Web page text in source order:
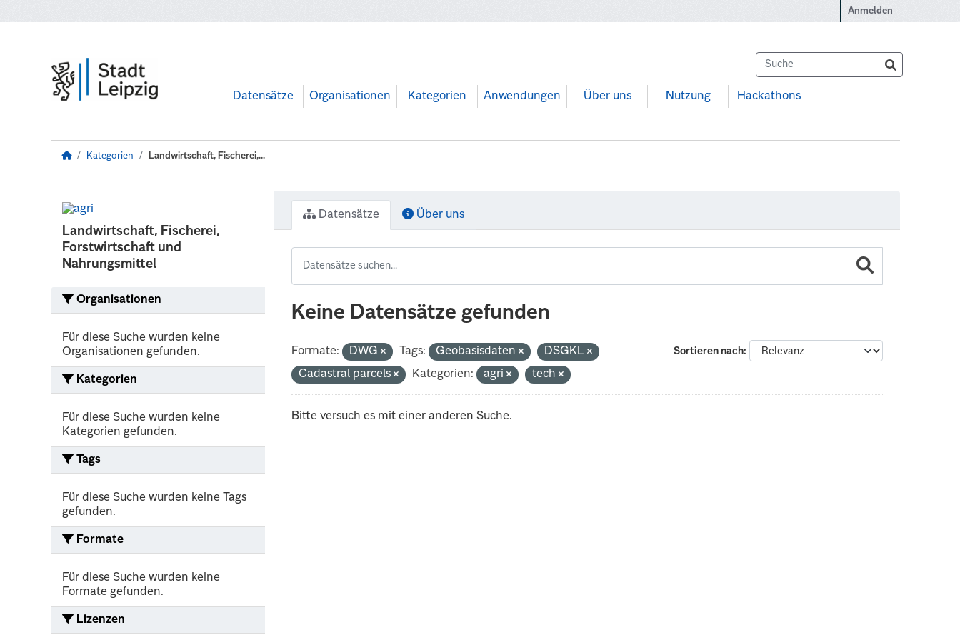
Anmelden
Datensätze Organisationen Kategorien Anwendungen Über uns Nutzung Hackathons
Kategorien Landwirtschaft, Fischerei,...
Landwirtschaft, Fischerei,
Forstwirtschaft und
Nahrungsmittel
Organisationen
Für diese Suche wurden keine
Organisationen gefunden.
Kategorien
Für diese Suche wurden keine
Kategorien gefunden.
Tags
Für diese Suche wurden keine Tags
gefunden.
Formate
Für diese Suche wurden keine
Formate gefunden.
Lizenzen
Datensätze Über uns
Keine Datensätze gefunden
Sortieren nach
Formate: DWG Tags: Geobasisdaten
DSGKL
Cadastral parcels
Kategorien: agri tech
Bitte versuch es mit einer anderen Suche.